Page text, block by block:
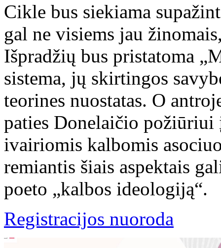
Cikle bus siekiama
gal ne visiems jau
Išpradžių bus pristatoma
sistema, jų skirtingos
teorines nuostatas. O
paties Donelaičio
ivairiomis kalbomis
remiantis šiais aspektais
poeto „kalbos ideologiją“.
Registracijos nuoroda